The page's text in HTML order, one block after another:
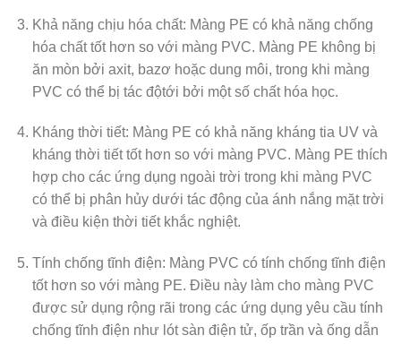
Khả năng chịu hóa chất: Màng PE có khả năng chống
hóa chất tốt hơn so với màng PVC. Màng PE không bị
ăn mòn bởi axit, bazơ hoặc dung môi, trong khi màng
PVC có thể bị tác độtới bởi một số chất hóa học.
Kháng thời tiết: Màng PE có khả năng kháng tia UV và
kháng thời tiết tốt hơn so với màng PVC. Màng PE thích
hợp cho các ứng dụng ngoài trời trong khi màng PVC
có thể bị phân hủy dưới tác động của ánh nắng mặt trời
và điều kiện thời tiết khắc nghiệt.
Tính chống tĩnh điện: Màng PVC có tính chống tĩnh điện
tốt hơn so với màng PE. Điều này làm cho màng PVC
được sử dụng rộng rãi trong các ứng dụng yêu cầu tính
chống tĩnh điện như lót sàn điện tử, ốp trần và ống dẫn